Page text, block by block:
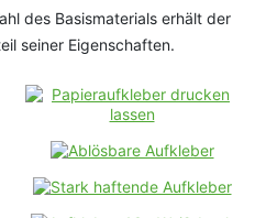
des Basismaterials erhält der
seiner Eigenschaften.